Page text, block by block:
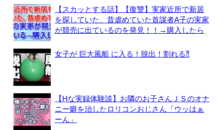
【スカッとする話】【復讐】実家近所で新居
を探していた、昔虐めていた首謀者A子の実家
が競売に出ているのを発見！！→購入したら
女子が 巨大風船 に入る！脱出！割れる⁈
【Hな実録体験談】お隣のお子さんＪＳのオナ
ニー癖を治したロリコンおじさん「ウッはぁ
ーん」